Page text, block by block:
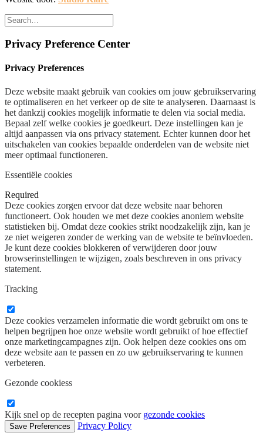
Privacy Preference Center
Privacy Preferences
Deze website maakt gebruik van cookies om jouw gebruikservaring
te optimaliseren en het verkeer op de site te analyseren. Daarnaast is
het dankzij cookies mogelijk informatie te delen via social media.
Bepaal zelf welke cookies je goedkeurt. Deze instellingen kan je
altijd aanpassen via ons privacy statement. Echter kunnen door het
uitschakelen van cookies bepaalde onderdelen van de website niet
meer optimaal functioneren.
Essentiële cookies
Required
Deze cookies zorgen ervoor dat deze website naar behoren
functioneert. Ook houden we met deze cookies anoniem website
statistieken bij. Omdat deze cookies strikt noodzakelijk zijn, kan je
ze niet weigeren zonder de werking van de website te beïnvloeden.
Je kunt deze cookies blokkeren of verwijderen door jouw
browserinstellingen te wijzigen, zoals beschreven in ons privacy
statement.
Tracking
Deze cookies verzamelen informatie die wordt gebruikt om ons te
helpen begrijpen hoe onze website wordt gebruikt of hoe effectief
onze marketingcampagnes zijn. Ook helpen deze cookies ons om
deze website aan te passen en zo uw gebruikservaring te kunnen
verbeteren.
Gezonde cookiess
Kijk snel op de recepten pagina voor gezonde cookies
Privacy Policy